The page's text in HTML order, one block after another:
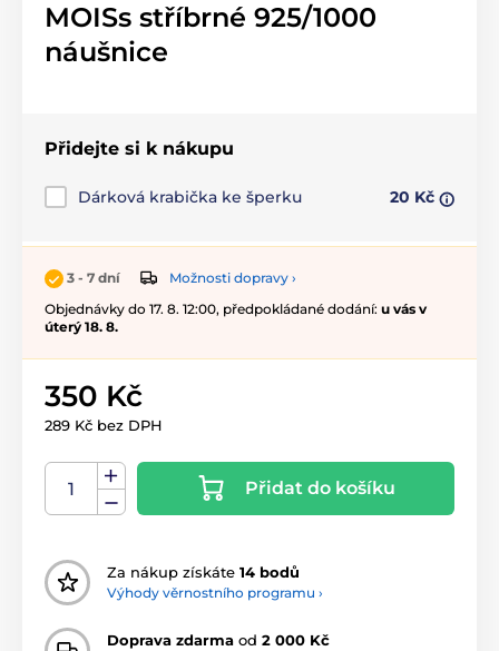
MOISs stříbrné 925/1000
náušnice
Přidejte si k nákupu
Dárková krabička ke šperku 20 Kč
3 - 7 dní
Možnosti dopravy ›
Objednávky do 17. 8. 12:00, předpokládané dodání: u vás v
úterý 18. 8.
350 Kč
289 Kč bez DPH
Přidat do košíku
Za nákup získáte 14 bodů
Výhody věrnostního programu ›
Doprava zdarma od 2 000 Kč